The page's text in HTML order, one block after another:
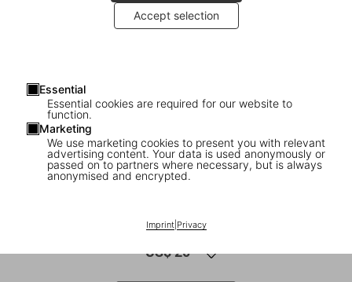
Accept selection
Essential
Essential cookies are required for our website to
function.
Marketing
We use marketing cookies to present you with relevant
advertising content. Your data is used anonymously or
passed on to partners where necessary, but is always
anonymised and encrypted.
Imprint| Privacy
1/7
Greek Myths
US$ 20